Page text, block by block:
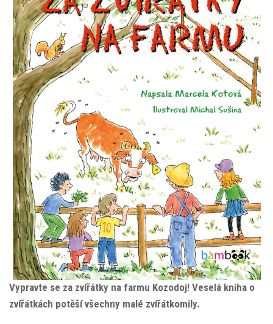
Vypravte se za zvířátky na farmu Kozodoj! Veselá kniha o
zvířátkách potěší všechny malé zvířátkomily.